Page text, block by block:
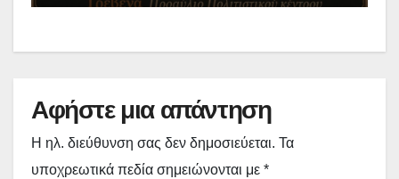
Αφήστε μια απάντηση
Η ηλ. διεύθυνση σας δεν δημοσιεύεται. Τα
υποχρεωτικά πεδία σημειώνονται με *